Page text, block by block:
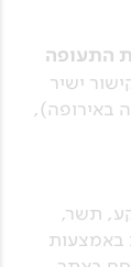
ישיר
באירופה),
תשר,
באמצעות